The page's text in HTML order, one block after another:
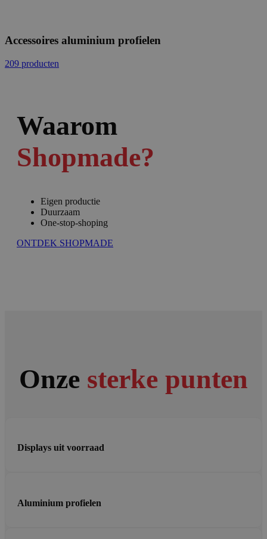
Accessoires aluminium profielen
209 producten
Waarom
Shopmade?
Eigen productie
Duurzaam
One-stop-shoping
ONTDEK SHOPMADE
Onze sterke punten
Displays uit voorraad
Aluminium profielen